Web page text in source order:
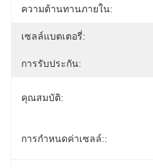
ความต้านทานภายใน:
เซลล์แบตเตอรี่:
การรับประกัน:
คุณสมบัติ:
การกำหนดค่าเซลล์::